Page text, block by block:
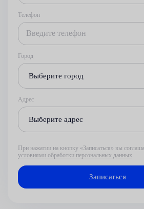
Телефон
Город
Выберите город
Адрес
Выберите адрес
При нажатии на кнопку «Записаться» вы
условиями обработки персональных данных